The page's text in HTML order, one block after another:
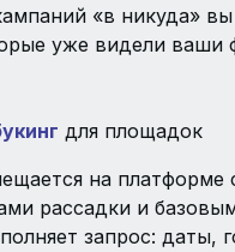
«в никуда»
уже видели
для площадок
на
рассадки и
запрос: даты,